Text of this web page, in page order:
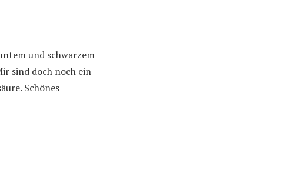
und schwarzem
sind doch noch ein
Schönes